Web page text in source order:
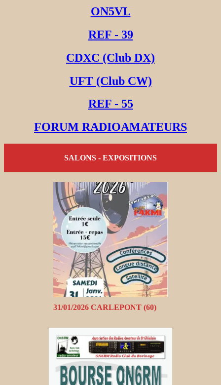
ON5VL
REF - 39
CDXC (Club DX)
UFT (Club CW)
REF - 55
FORUM RADIOAMATEURS
SALONS - EXPOSITIONS
31/01/2026 CARLEPONT (60)